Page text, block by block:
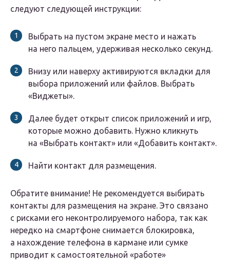
следуют следующей инструкции:
Выбрать на пустом экране место и нажать
на него пальцем, удерживая несколько секунд.
Внизу или наверху активируются вкладки для
выбора приложений или файлов. Выбрать
«Виджеты».
Далее будет открыт список приложений и игр,
которые можно добавить. Нужно кликнуть
на «Выбрать контакт» или «Добавить контакт».
Найти контакт для размещения.
Обратите внимание! Не рекомендуется выбирать
контакты для размещения на экране. Это связано
с рисками его неконтролируемого набора, так как
нередко на смартфоне снимается блокировка,
а нахождение телефона в кармане или сумке
приводит к самостоятельной «работе»